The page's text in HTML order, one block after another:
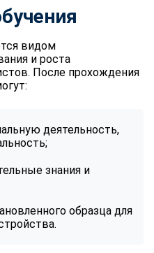
видом
и роста
После прохождения
деятельность,
знания и
образца для